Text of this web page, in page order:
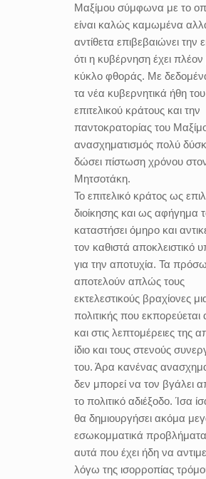
Μαξίμου σύμφωνα με το
είναι καλώς καμωμένα
αντίθετα επιβεβαιώνει την
ότι η κυβέρνηση έχει πλέον
κύκλο φθοράς. Με
τα νέα κυβερνητικά ήθη του
επιτελικού κράτους και την
παντοκρατορίας του
ανασχηματισμός πολύ
δώσει πίστωση χρόνου
Μητσοτάκη.
Το επιτελικό κράτος ως
διοίκησης και ως αφήγημα
καταστήσει όμηρο και
τον καθιστά αποκλειστικό
για την αποτυχία. Τα
αποτελούν απλώς τους
εκτελεστικούς βραχίονες
πολιτικής που εκπορεύεται
και στις λεπτομέρειες της
ίδιο και τους στενούς
του. Άρα κανένας
δεν μπορεί να τον βγάλει
το πολιτικό αδιέξοδο. Ίσα
θα δημιουργήσει ακόμα
εσωκομματικά
αυτά που έχει ήδη να
λόγω της ισορροπίας